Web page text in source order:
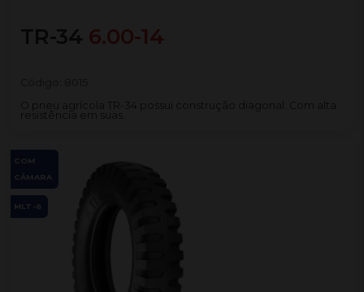
TR-34 6.00-14
O pneu agrícola TR-34 possui construção diagonal. Com alta
resistência em suas...
COM
CÂMARA
MLT-6